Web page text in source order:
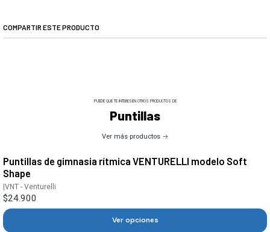
COMPARTIR ESTE PRODUCTO
PUEDE QUE TE INTERESEN OTROS PRODUCTOS DE
Puntillas
Ver más productos
Puntillas de gimnasia rítmica VENTURELLI modelo Soft
Shape
|VNT - Venturelli
$24.900
Ver opciones